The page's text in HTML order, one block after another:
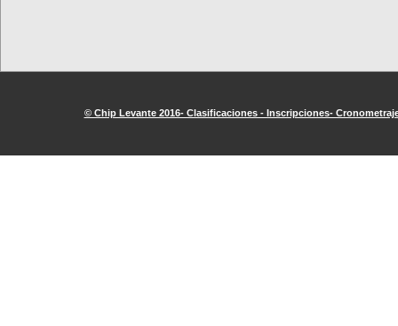
© Chip Levante 2016- Clasificaciones - Inscripciones-